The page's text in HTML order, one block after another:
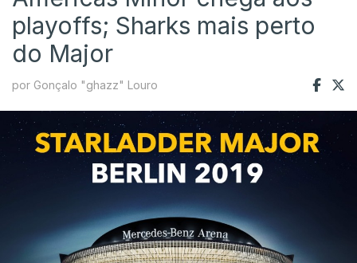
playoffs; Sharks mais perto
do Major
por Gonçalo "ghazz" Louro